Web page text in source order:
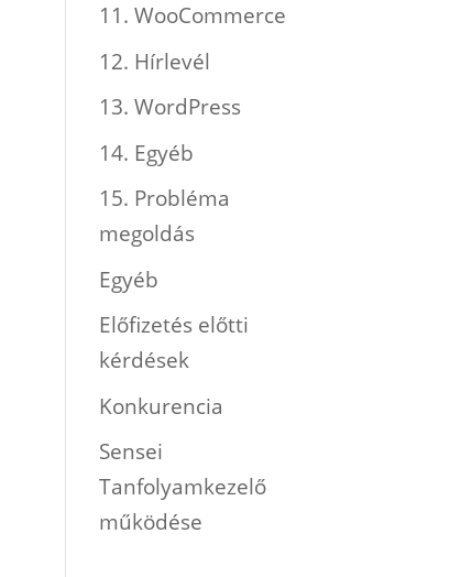
11. WooCommerce
12. Hírlevél
13. WordPress
14. Egyéb
15. Probléma
megoldás
Egyéb
Előfizetés előtti
kérdések
Konkurencia
Sensei
Tanfolyamkezelő
működése